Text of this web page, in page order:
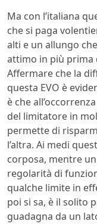
Ma con l’italiana
che si paga
alti e un allungo
attimo in più prima
Affermare che la
questa EVO è
è che
del limitatore in
permette di
l’altra. Ai medi
corposa, mentre
regolarità di
qualche limite in
poi si sa, è il solito
guadagna da un